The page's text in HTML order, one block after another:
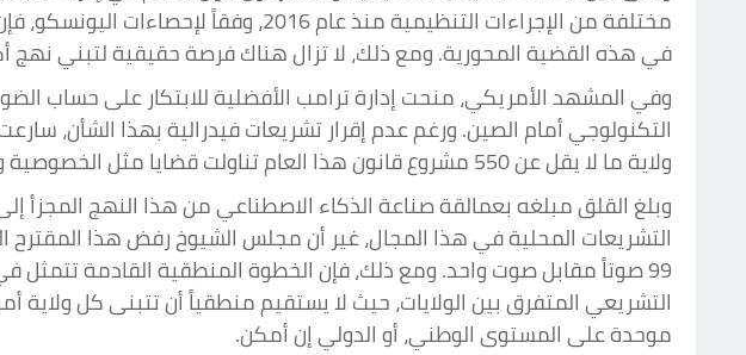
مختلفة من الإجراءات التنظيمية منذ
في هذه القضية المحورية. ومع ذلك، لا تزال هناك فرصة حقيقية لتبني نهج
وفي المشهد الأمريكي، منحت إدارة ترامب الأفضلية للابتكار على حساب
ولاية ما لا يقل عن 550 مشروع قانون هذا العام تناولت قضايا مثل الخصوصية والأمن السيبراني وسوق العمل والتعليم والسلامة العامة.
وبلغ القلق مبلغه بعمالقة صناعة الذكاء الاصطناعي من هذا النهج
التشريعات المحلية في هذا المجال، غير أن مجلس الشيوخ رفض هذا المقترح
99 صوتاً مقابل صوت واحد. ومع ذلك، فإن الخطوة المنطقية القادمة
التشريعي المتفرق بين الولايات، حيث لا يستقيم منطقياً أن تتبنى كل ولاية
موحدة على المستوى الوطني، أو الدولي إن أمكن.